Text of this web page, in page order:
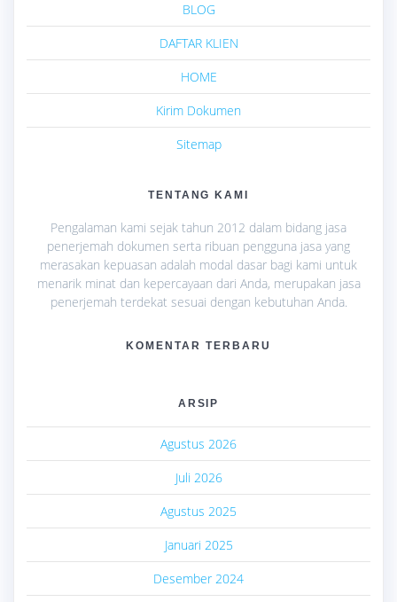
BLOG
DAFTAR KLIEN
HOME
Kirim Dokumen
Sitemap
TENTANG KAMI
Pengalaman kami sejak tahun 2012 dalam bidang jasa
penerjemah dokumen serta ribuan pengguna jasa yang
merasakan kepuasan adalah modal dasar bagi kami untuk
menarik minat dan kepercayaan dari Anda, merupakan jasa
penerjemah terdekat sesuai dengan kebutuhan Anda.
KOMENTAR TERBARU
ARSIP
Agustus 2026
Juli 2026
Agustus 2025
Januari 2025
Desember 2024